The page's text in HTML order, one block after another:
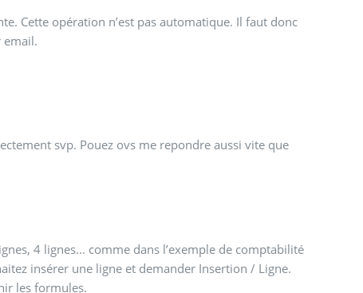
Cette opération n’est pas automatique. Il faut donc
email.
svp. Pouez ovs me repondre aussi vite que
4 lignes... comme dans l’exemple de comptabilité
insérer une ligne et demander Insertion / Ligne.
les formules.